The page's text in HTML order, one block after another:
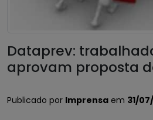
Dataprev:
aprovam proposta
Publicado por Imprensa em 31/